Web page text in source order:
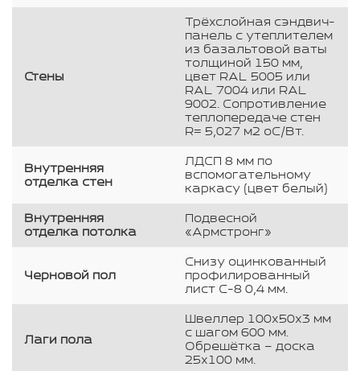
Стены
Трёхслойная сэндвич-
панель с утеплителем
из базальтовой ваты
толщиной 150 мм,
цвет RAL 5005 или
RAL 7004 или RAL
9002. Сопротивление
теплопередаче стен
R= 5,027 м2 оС/Вт.
Внутренняя
отделка стен
ЛДСП 8 мм по
вспомогательному
каркасу (цвет белый)
Внутренняя
отделка потолка
Подвесной
«Армстронг»
Черновой пол
Снизу оцинкованный
профилированный
лист С-8 0,4 мм.
Лаги пола
Швеллер 100х50х3 мм
с шагом 600 мм.
Обрешётка – доска
25х100 мм.